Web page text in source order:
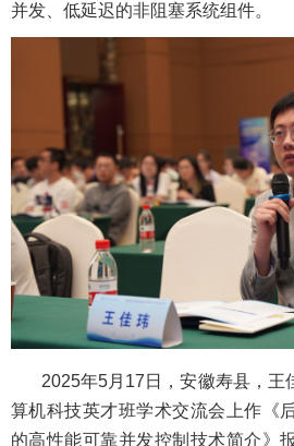
并发、低延迟的非阻塞系统组件。
2025年5月17日，安徽寿县，王
算机科技英才班学术交流会上作《
的高性能可靠并发控制技术简介》